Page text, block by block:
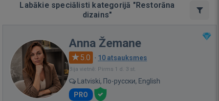
Labākie speciālisti kategorijā "Restorāna
dizains"
Anna Žemane
5.0 · 10 atsauksmes
Bija vietnē: Pirms 1 d. 3 st.
Latviski, По-русски, English
PRO